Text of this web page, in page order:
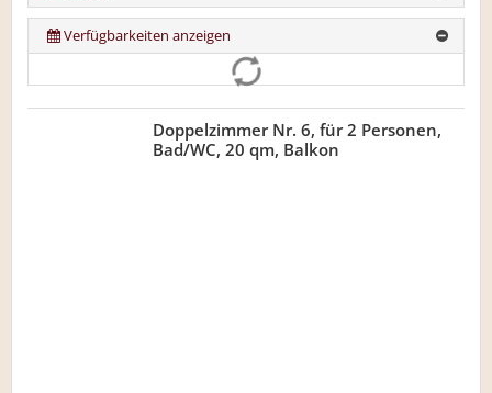
Verfügbarkeiten anzeigen
Doppelzimmer Nr. 6, für 2 Personen,
Bad/WC, 20 qm, Balkon